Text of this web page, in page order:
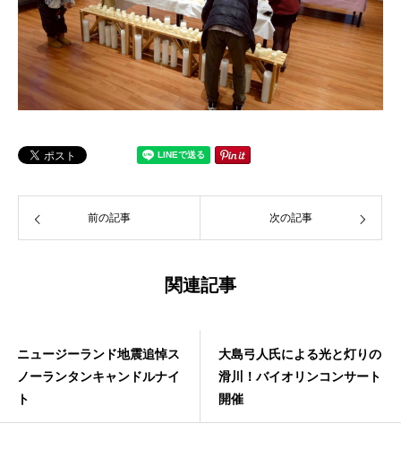
前の記事 次の記事
関連記事
ニュージーランド地震追悼ス
ノーランタンキャンドルナイ
ト
大島弓人氏による光と灯りの
滑川！バイオリンコンサート
開催